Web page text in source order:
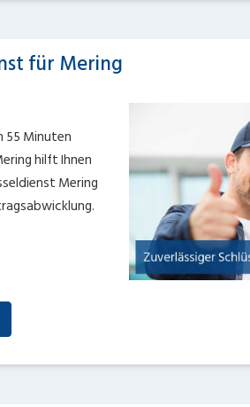
für Mering
55 Minuten
hilft Ihnen
Mering